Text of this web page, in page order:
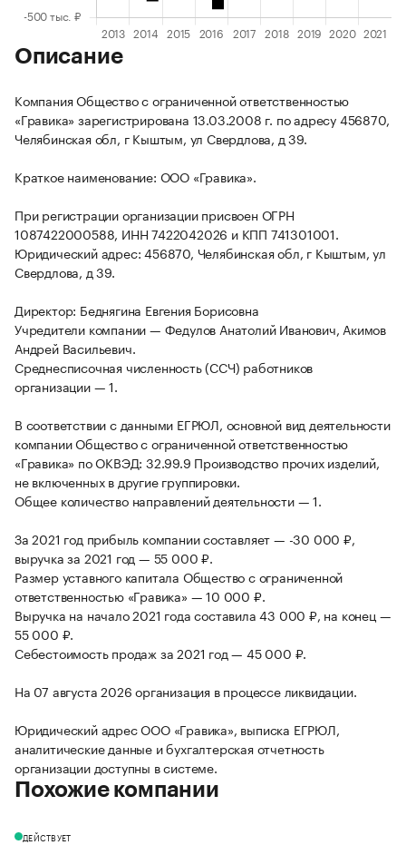
Описание
Компания Общество с ограниченной ответственностью
«Гравика» зарегистрирована 13.03.2008 г. по адресу 456870,
Челябинская обл, г Кыштым, ул Свердлова, д 39.
Краткое наименование: ООО «Гравика».
При регистрации организации присвоен ОГРН
1087422000588, ИНН 7422042026 и КПП 741301001.
Юридический адрес: 456870, Челябинская обл, г Кыштым, ул
Свердлова, д 39.
Директор: Беднягина Евгения Борисовна
Учредители компании — Федулов Анатолий Иванович, Акимов
Андрей Васильевич.
Среднесписочная численность (ССЧ) работников
организации — 1.
В соответствии с данными ЕГРЮЛ, основной вид деятельности
компании Общество с ограниченной ответственностью
«Гравика» по ОКВЭД: 32.99.9 Производство прочих изделий,
не включенных в другие группировки.
Общее количество направлений деятельности — 1.
За 2021 год прибыль компании составляет — -30 000 ₽,
выручка за 2021 год — 55 000 ₽.
Размер уставного капитала Общество с ограниченной
ответственностью «Гравика» — 10 000 ₽.
Выручка на начало 2021 года составила 43 000 ₽, на конец —
55 000 ₽.
Себестоимость продаж за 2021 год — 45 000 ₽.
На 07 августа 2026 организация в процессе ликвидации.
Юридический адрес ООО «Гравика», выписка ЕГРЮЛ,
аналитические данные и бухгалтерская отчетность
организации доступны в системе.
Похожие компании
ДЕЙСТВУЕТ